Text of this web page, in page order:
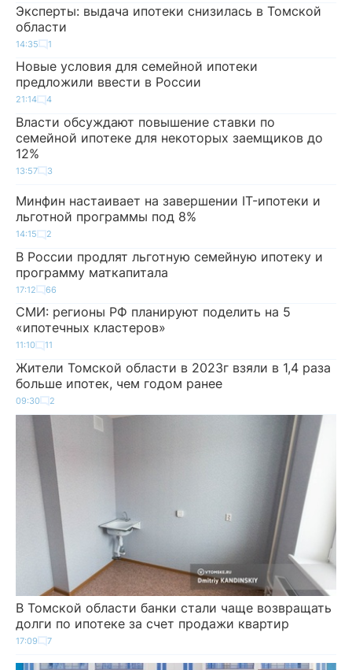
Эксперты: выдача ипотеки снизилась в Томской
области
14:35 1
Новые условия для семейной ипотеки
предложили ввести в России
21:14 4
Власти обсуждают повышение ставки по
семейной ипотеке для некоторых заемщиков до
12%
13:57 3
Минфин настаивает на завершении IT-ипотеки и
льготной программы под 8%
14:15 2
В России продлят льготную семейную ипотеку и
программу маткапитала
17:12 66
СМИ: регионы РФ планируют поделить на 5
«ипотечных кластеров»
11:10 11
Жители Томской области в 2023г взяли в 1,4 раза
больше ипотек, чем годом ранее
09:30 2
В Томской области банки стали чаще возвращать
долги по ипотеке за счет продажи квартир
17:09 7